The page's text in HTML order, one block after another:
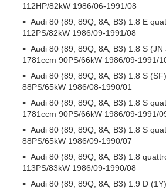
112HP/82kW 1986/06-1991/08
Audi 80 (89, 89Q, 8A, B3) 1.8 E
112PS/82kW 1986/09-1991/08
Audi 80 (89, 89Q, 8A, B3) 1.8 S (JN
1781ccm 90PS/66kW 1986/09-1991/
Audi 80 (89, 89Q, 8A, B3) 1.8 S
88PS/65kW 1986/08-1990/01
Audi 80 (89, 89Q, 8A, B3) 1.8 S
1781ccm 90PS/66kW 1986/09-1991/
Audi 80 (89, 89Q, 8A, B3) 1.8 S
88PS/65kW 1986/09-1990/07
Audi 80 (89, 89Q, 8A, B3) 1.8
113PS/83kW 1986/09-1990/08
Audi 80 (89, 89Q, 8A, B3) 1.9 D